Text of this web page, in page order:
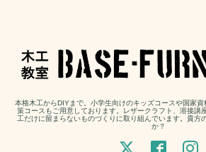
本格木工からDIYまで。小学生向けのキッズコースや国家
策コースもご用意しております。レザークラフト、溶接講
工だけに留まらないものづくりに取り組んでいます。貴方
か？